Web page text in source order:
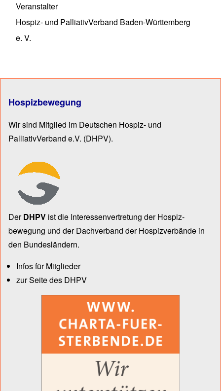
Veranstalter
Hospiz- und PalliativVerband Baden-Württemberg
e. V.
Hospizbewegung
Wir sind Mitglied im Deutschen Hospiz- und
PalliativVerband e.V. (DHPV).
DerDHPV ist die Inter­essen­ver­tre­tung der Hospiz­
bewegung und der Dach­verband der Hospiz­verbände in
den Bun­des­län­dern.
Infos für Mitglieder
zur Seite des DHPV